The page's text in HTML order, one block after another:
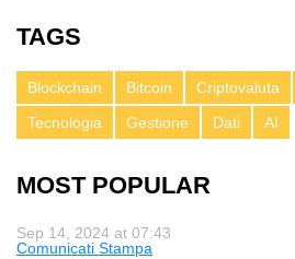
TAGS
Blockchain Bitcoin Criptovaluta
Tecnologia
Gestione Dati AI
MOST POPULAR
Sep 14, 2024 at 07:43
Comunicati Stampa